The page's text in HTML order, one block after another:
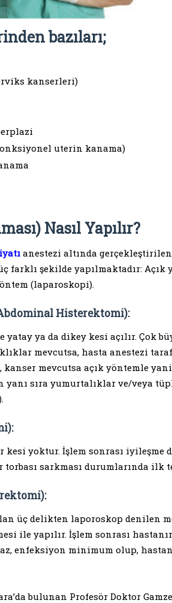
bazıları;
kanserleri)
uterin kanama)
Nasıl Yapılır?
anestezi altında
farklı şekilde yapılmaktadır: Açık
(laparoskopi).
Histerektomi):
ya da dikey kesi açılır. Çok
mevcutsa, hasta anestezi
mevcutsa açık yöntemle
sıra yumurtalıklar ve/veya
yoktur. İşlem sonrası iyileşme
sarkması durumlarında ilk
üç delikten laporoskop denilen
ile yapılır. İşlem sonrası
enfeksiyon minimum olup,
bulunan Profesör Doktor